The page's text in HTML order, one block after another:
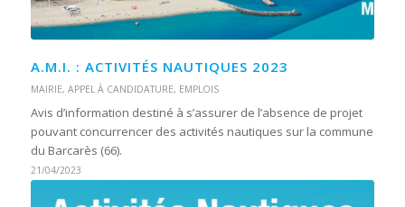
A.M.I. : ACTIVITÉS NAUTIQUES 2023
MAIRIE, APPEL À CANDIDATURE, EMPLOIS
Avis d’information destiné à s’assurer de l’absence de projet
pouvant concurrencer des activités nautiques sur la commune
du Barcarès (66).
21/04/2023